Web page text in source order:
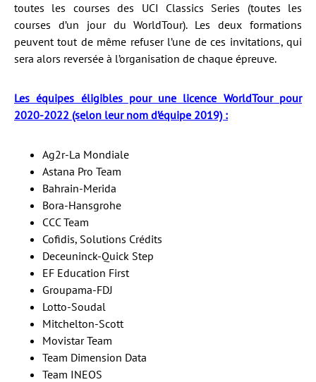
toutes les courses des UCI Classics Series (toutes les
courses d’un jour du WorldTour). Les deux formations
peuvent tout de même refuser l’une de ces invitations, qui
sera alors reversée à l’organisation de chaque épreuve.
Les équipes éligibles pour une licence WorldTour pour
2020-2022 (selon leur nom d’équipe 2019) :
Ag2r-La Mondiale
Astana Pro Team
Bahrain-Merida
Bora-Hansgrohe
CCC Team
Cofidis, Solutions Crédits
Deceuninck-Quick Step
EF Education First
Groupama-FDJ
Lotto-Soudal
Mitchelton-Scott
Movistar Team
Team Dimension Data
Team INEOS